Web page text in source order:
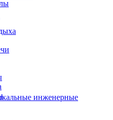
инженерные